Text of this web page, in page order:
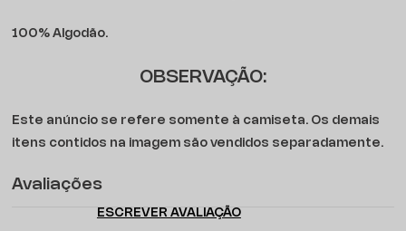
100% Algodão.
OBSERVAÇÃO:
Este anúncio se refere somente à camiseta. Os demais
itens contidos na imagem são vendidos separadamente.
Avaliações
ESCREVER AVALIAÇÃO